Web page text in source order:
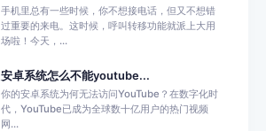
手机里总有一些时候，你不想接电话，但又不想错
过重要的来电。这时候，呼叫转移功能就派上大用
场啦！今天，...
安卓系统怎么不能youtube...
你的安卓系统为何无法访问YouTube？在数字化时
代，YouTube已成为全球数十亿用户的热门视频
网...